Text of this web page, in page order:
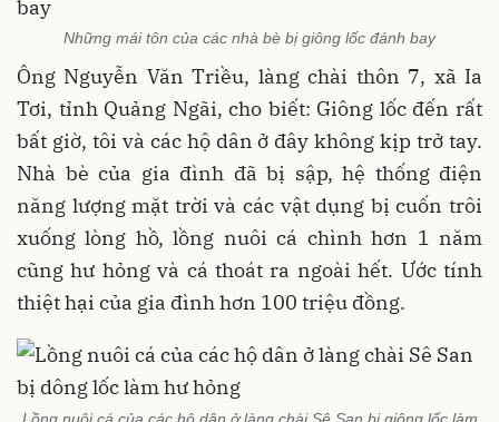
Những mái tôn của các nhà bè bị giông lốc đánh bay
Ông Nguyễn Văn Triều, làng chài thôn 7, xã Ia
Tơi, tỉnh Quảng Ngãi, cho biết: Giông lốc đến rất
bất giờ, tôi và các hộ dân ở đây không kịp trở tay.
Nhà bè của gia đình đã bị sập, hệ thống điện
năng lượng mặt trời và các vật dụng bị cuốn trôi
xuống lòng hồ, lồng nuôi cá chình hơn 1 năm
cũng hư hỏng và cá thoát ra ngoài hết. Ước tính
thiệt hại của gia đình hơn 100 triệu đồng.
Lồng nuôi cá của các hộ dân ở làng chài Sê San bị giông lốc làm